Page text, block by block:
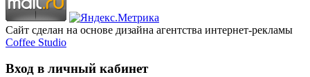
Сайт сделан на основе дизайна агентства интернет-рекламы
Coffee Studio
Вход в личный кабинет